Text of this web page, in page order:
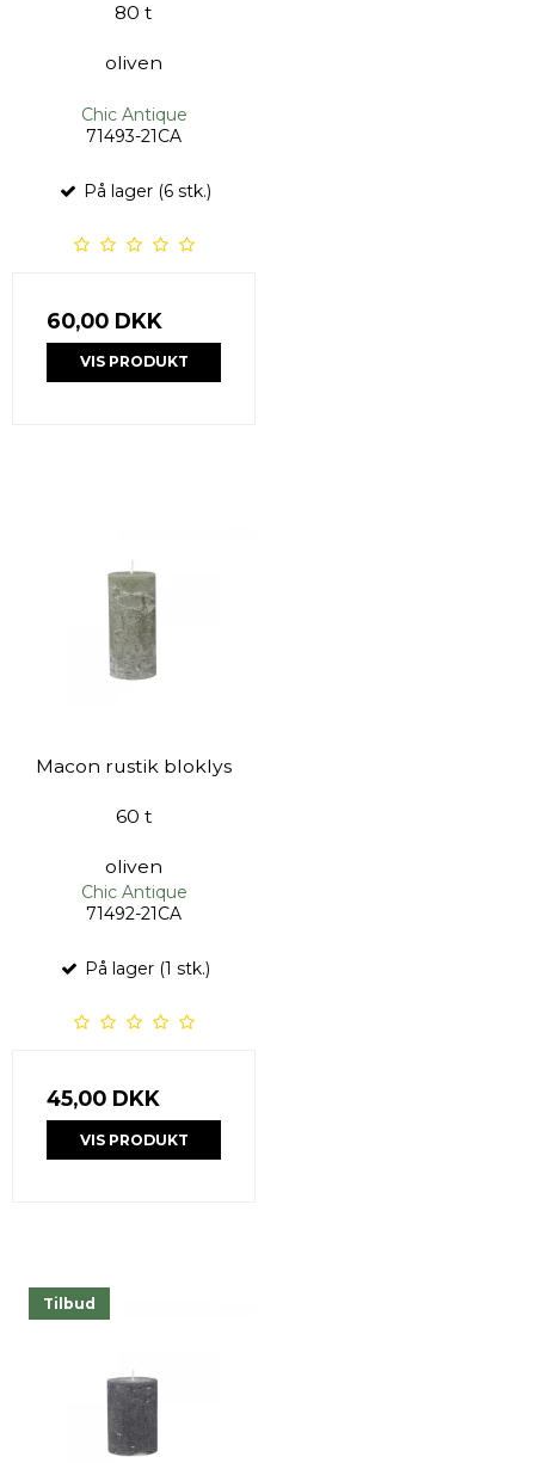
80 t
oliven
Chic Antique
71493-21CA
På lager (6 stk.)
60,00 DKK
VIS PRODUKT
Macon rustik bloklys
60 t
oliven
Chic Antique
71492-21CA
På lager (1 stk.)
45,00 DKK
VIS PRODUKT
Tilbud